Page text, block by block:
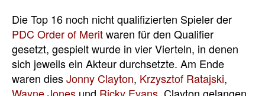
Die Top 16 noch nicht qualifizierten Spieler der
PDC Order of Meritwaren für den Qualifier
gesetzt, gespielt wurde in vier Vierteln, in denen
sich jeweils ein Akteur durchsetzte. Am Ende
waren diesJonny Clayton, Krzysztof Ratajski,